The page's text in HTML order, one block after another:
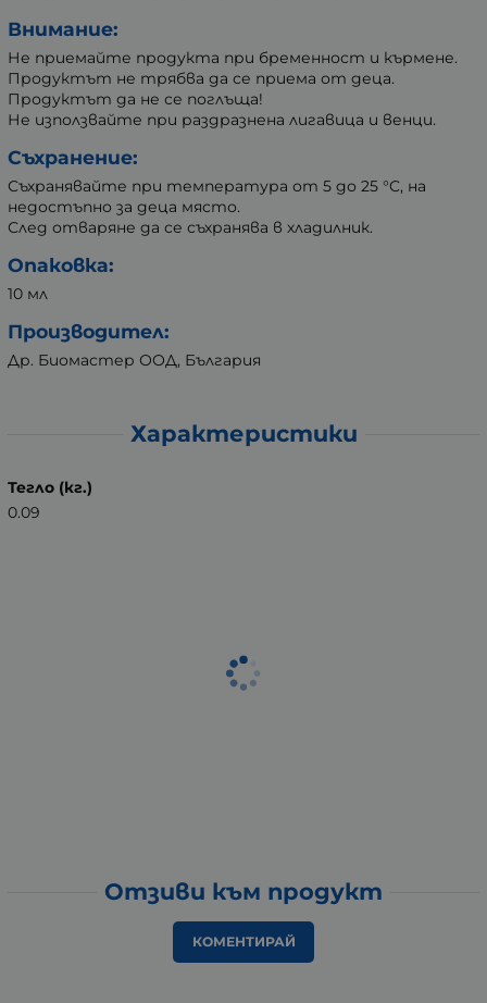
Внимание:
Не приемайте продукта при бременност и кърмене.
Продуктът не трябва да се приема от деца.
Продуктът да не се поглъща!
Не използвайте при раздразнена лигавица и венци.
Съхранение:
Съхранявайте при температура от 5 до 25 °C, на
недостъпно за деца място.
След отваряне да се съхранява в хладилник.
Опаковка:
10 мл
Производител:
Др. Биомастер ООД, България
Характеристики
Тегло (кг.)
0.09
Отзиви към продукт
КОМЕНТИРАЙ